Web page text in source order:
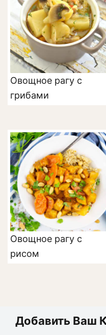
Овощное рагу с
грибами
Овощное рагу с
рисом
Добавить Ваш